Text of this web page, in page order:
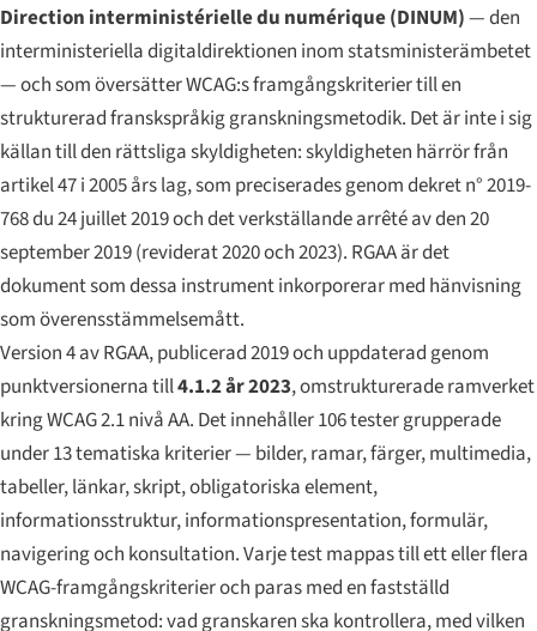
Direction interministérielle du numérique(DINUM)— den
interministeriella digitaldirektionen inom statsministerämbetet
— och som översätter WCAG:s framgångskriterier till en
strukturerad franskspråkig granskningsmetodik. Det är inte i sig
källan till den rättsliga skyldigheten: skyldigheten härrör från
artikel 47 i 2005 års lag, som preciserades genom dekretn° 2019-
768 du 24 juillet 2019och det verkställandearrêtéav den 20
september 2019 (reviderat 2020 och 2023). RGAA är det
dokument som dessa instrument inkorporerar med hänvisning
som överensstämmelsemått.
Version 4 av RGAA, publicerad 2019 och uppdaterad genom
punktversionerna till4.1.2 år 2023, omstrukturerade ramverket
kring WCAG 2.1 nivå AA. Det innehåller 106 tester grupperade
under 13 tematiska kriterier — bilder, ramar, färger, multimedia,
tabeller, länkar, skript, obligatoriska element,
informationsstruktur, informationspresentation, formulär,
navigering och konsultation. Varje test mappas till ett eller flera
WCAG-framgångskriterier och paras med en fastställd
granskningsmetod: vad granskaren ska kontrollera, med vilken